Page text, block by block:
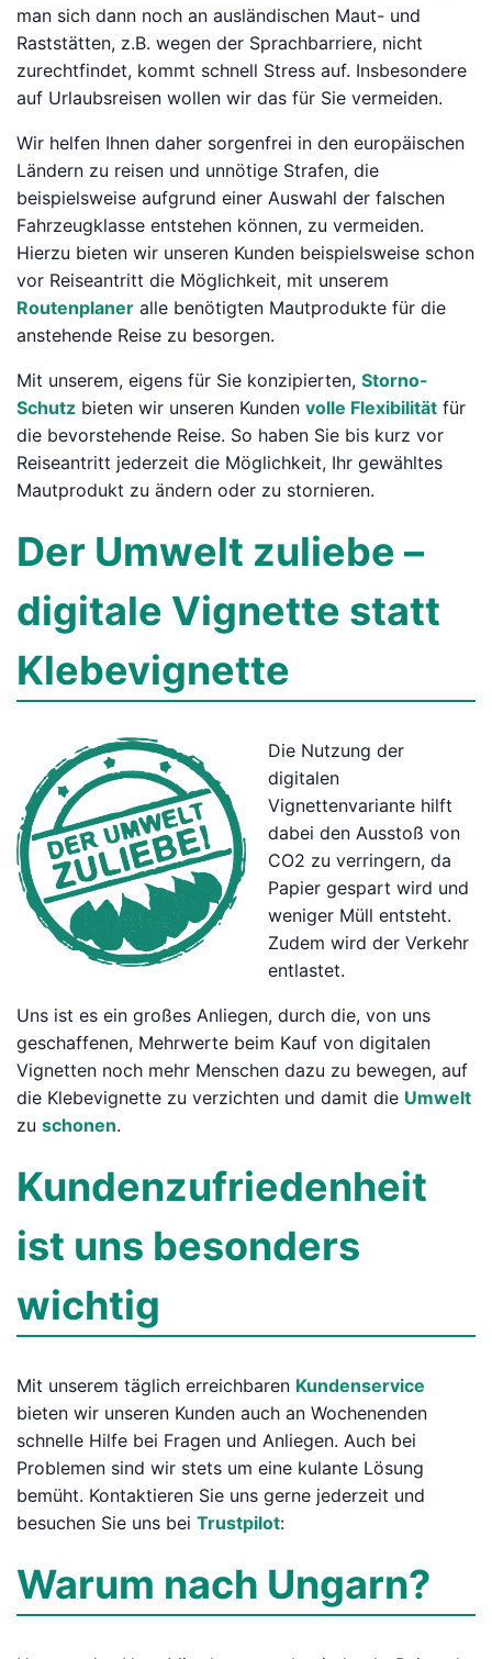
man sich dann noch an ausländischen Maut- und
Raststätten, z.B. wegen der Sprachbarriere, nicht
zurechtfindet, kommt schnell Stress auf. Insbesondere
auf Urlaubsreisen wollen wir das für Sie vermeiden.
Wir helfen Ihnen daher sorgenfrei in den europäischen
Ländern zu reisen und unnötige Strafen, die
beispielsweise aufgrund einer Auswahl der falschen
Fahrzeugklasse entstehen können, zu vermeiden.
Hierzu bieten wir unseren Kunden beispielsweise schon
vor Reiseantritt die Möglichkeit, mit unserem
Routenplaner alle benötigten Mautprodukte für die
anstehende Reise zu besorgen.
Mit unserem, eigens für Sie konzipierten, Storno-
Schutz bieten wir unseren Kunden volle Flexibilität für
die bevorstehende Reise. So haben Sie bis kurz vor
Reiseantritt jederzeit die Möglichkeit, Ihr gewähltes
Mautprodukt zu ändern oder zu stornieren.
Der Umwelt zuliebe –
digitale Vignette statt
Klebevignette
Die Nutzung der
digitalen
Vignettenvariante hilft
dabei den Ausstoß von
CO2 zu verringern, da
Papier gespart wird und
weniger Müll entsteht.
Zudem wird der Verkehr
entlastet.
Uns ist es ein großes Anliegen, durch die, von uns
geschaffenen, Mehrwerte beim Kauf von digitalen
Vignetten noch mehr Menschen dazu zu bewegen, auf
die Klebevignette zu verzichten und damit die Umwelt
zu schonen.
Kundenzufriedenheit
ist uns besonders
wichtig
Mit unserem täglich erreichbaren Kundenservice
bieten wir unseren Kunden auch an Wochenenden
schnelle Hilfe bei Fragen und Anliegen. Auch bei
Problemen sind wir stets um eine kulante Lösung
bemüht. Kontaktieren Sie uns gerne jederzeit und
besuchen Sie uns bei Trustpilot:
Warum nach Ungarn?